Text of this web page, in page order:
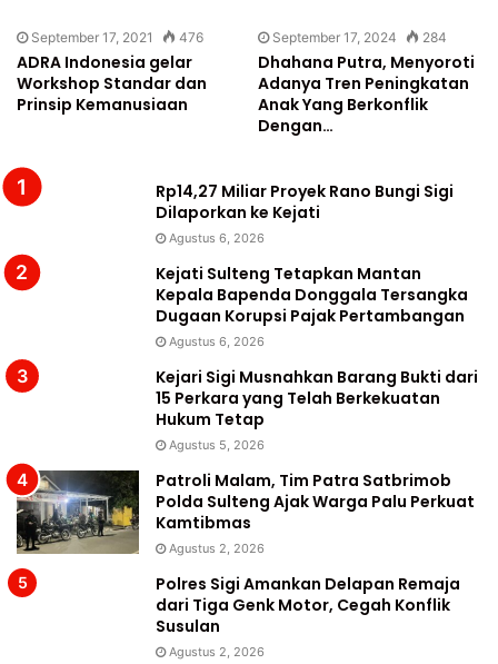
September 17, 2021 476
ADRA Indonesia gelar
Workshop Standar dan
Prinsip Kemanusiaan
September 17, 2024 284
Dhahana Putra, Menyoroti
Adanya Tren Peningkatan
Anak Yang Berkonflik
Dengan…
Rp14,27 Miliar Proyek Rano Bungi Sigi
Dilaporkan ke Kejati
Agustus 6, 2026
Kejati Sulteng Tetapkan Mantan
Kepala Bapenda Donggala Tersangka
Dugaan Korupsi Pajak Pertambangan
Agustus 6, 2026
Kejari Sigi Musnahkan Barang Bukti dari
15 Perkara yang Telah Berkekuatan
Hukum Tetap
Agustus 5, 2026
Patroli Malam, Tim Patra Satbrimob
Polda Sulteng Ajak Warga Palu Perkuat
Kamtibmas
Agustus 2, 2026
Polres Sigi Amankan Delapan Remaja
dari Tiga Genk Motor, Cegah Konflik
Susulan
Agustus 2, 2026